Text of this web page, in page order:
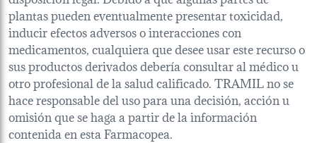
plantas pueden eventualmente presentar toxicidad,
inducir efectos adversos o interacciones con
medicamentos, cualquiera que desee usar este recurso o
sus productos derivados debería consultar al médico u
otro profesional de la salud calificado. TRAMIL no se
hace responsable del uso para una decisión, acción u
omisión que se haga a partir de la información
contenida en esta Farmacopea.